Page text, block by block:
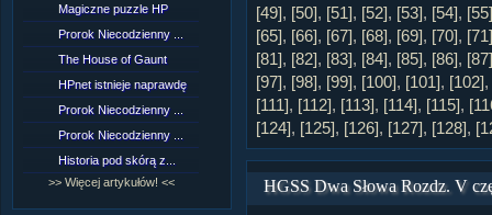
Inne
James Potter
James Syriusz Potter
Lily Evans
Lily Luna Potter
Lord Voldemort
Lucjusz Malfoy
Luna Lovegood
Minerwa MacGonagall
Neville Longbottom
Nimfadora Tonks
Magiczne puzzle HP
Prorok Niecodzienny ...
The House of Gaunt
HPnet istnieje naprawdę
Prorok Niecodzienny ...
Prorok Niecodzienny ...
Historia pod skórą z...
>> Więcej artykułów! <<
[NZ]Rozdział 10 cz....
[NZ]Rozdział 10 cz....
[NZ]Rozdział 9 cz.2...
Remus Lupin
[NZ]Rozdział 9 cz.1...
[NZ]Rozdział 8 cz.2...
[NZ]Rozdział 8 cz.1...
>> Więcej fan fiction! <<
[49], [50], [51], [52], [53], [54], [55]
[65], [66], [67], [68], [69], [70], [71]
[81], [82], [83], [84], [85], [86], [87]
[97], [98], [99], [100], [101], [102],
[111], [112], [113], [114], [115],
[124], [125], [126], [127], [128],
HGSS Dwa Słowa Rozdz. V